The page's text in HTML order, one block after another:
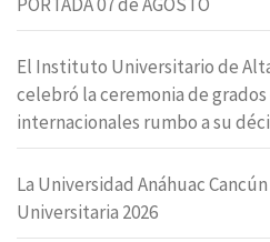
El Instituto Universitario de
celebró la ceremonia de
internacionales rumbo a su
La Universidad Anáhuac
Universitaria 2026